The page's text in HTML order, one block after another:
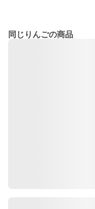
同じりんごの商品